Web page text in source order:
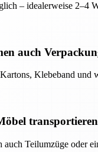
– idealerweise 2–4
auch
Klebeband
transportieren
Teilumzüge oder